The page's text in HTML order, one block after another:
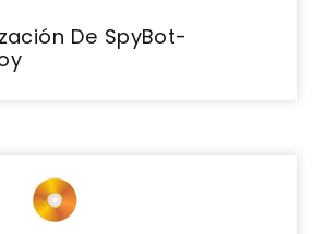
De SpyBot-